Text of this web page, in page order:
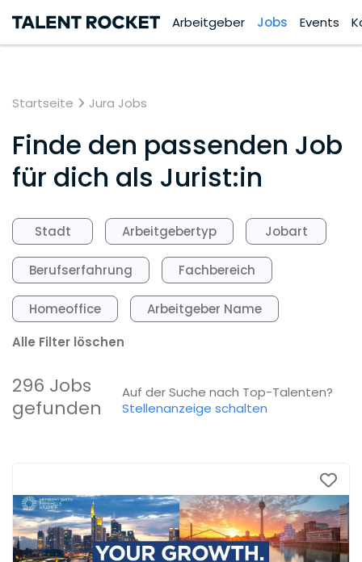
Arbeitgeber Jobs Events
Startseite Jura Jobs
Finde den passenden Job
für dich als Jurist:in
Stadt Arbeitgebertyp Jobart
Berufserfahrung Fachbereich
Homeoffice
Arbeitgeber Name
Alle Filter löschen
296 Jobs
gefunden
Auf der Suche nach Top-Talenten?
Stellenanzeige schalten